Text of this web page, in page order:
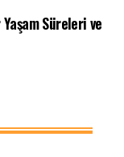
Süreleri ve